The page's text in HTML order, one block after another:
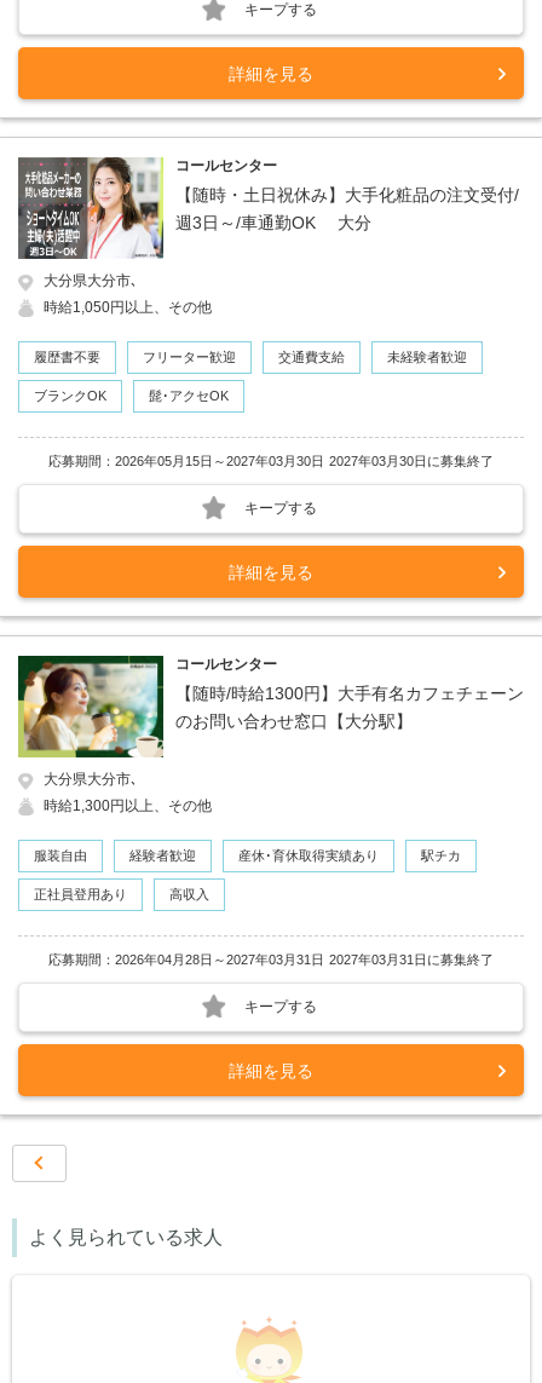
キープする
詳細を見る
コールセンター
【随時・土日祝休み】大手化粧品の注文受付/
週3日～/車通勤OK 大分
大分県大分市､
時給1,050円以上、その他
履歴書不要 フリーター歓迎 交通費支給 未経験者歓迎
ブランクOK 髭･アクセOK
応募期間：2026年05月15日～2027年03月30日 2027年03月30日に募集終了
キープする
詳細を見る
コールセンター
【随時/時給1300円】大手有名カフェチェーン
のお問い合わせ窓口【大分駅】
大分県大分市､
時給1,300円以上、その他
服装自由 経験者歓迎 産休･育休取得実績あり 駅チカ
正社員登用あり 高収入
応募期間：2026年04月28日～2027年03月31日 2027年03月31日に募集終了
キープする
詳細を見る
前ページ
よく見られている求人